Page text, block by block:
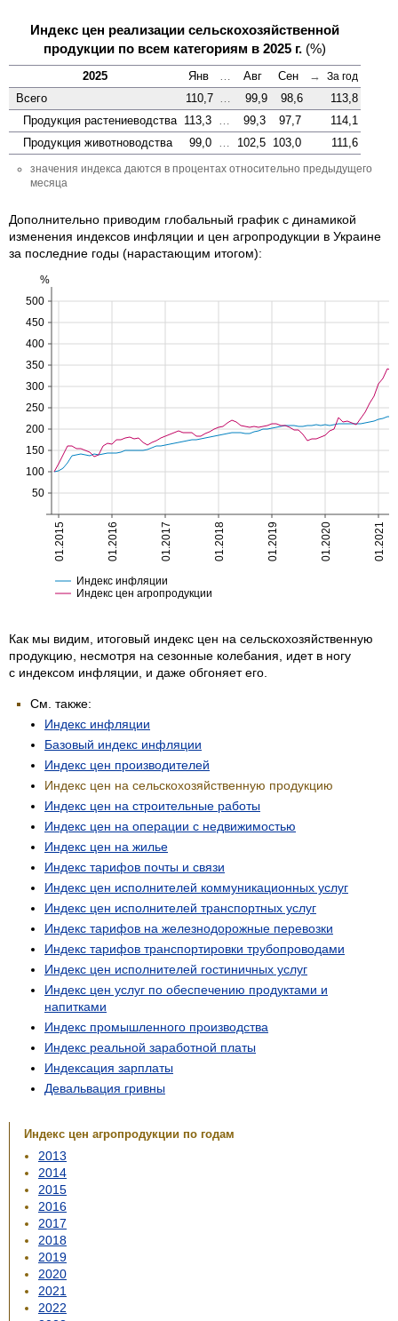
Индекс цен реализации сельскохозяйственной
продукции по всем категориям в 2025 г. (%)
2025 Янв Авг Сен → За год
Всего 110,7 99,9 98,6
113,8
Продукция растениеводства 113,3 99,3 97,7
114,1
Продукция животноводства
99,0 102,5 103,0 111,6
значения индекса даются в процентах относительно предыдущего
месяца
Дополнительно приводим глобальный график с динамикой
изменения индексов инфляции и цен агропродукции в Украине
за последние годы (нарастающим итогом):
01.2015 01.2016 01.2017 01.2018 01.2019 01.2020 01.2021
50
100
150
200
250
300
350
400
450
500
%
Индекс инфляции
Индекс цен агропродукции
Как мы видим, итоговый индекс цен на сельскохозяйственную
продукцию, несмотря на сезонные колебания, идет в ногу
с индексом инфляции, и даже обгоняет его.
См. также:
Индекс инфляции
Базовый индекс инфляции
Индекс цен производителей
Индекс цен на сельскохозяйственную продукцию
Индекс цен на строительные работы
Индекс цен на операции с недвижимостью
Индекс цен на жилье
Индекс тарифов почты и связи
Индекс цен исполнителей коммуникационных услуг
Индекс цен исполнителей транспортных услуг
Индекс тарифов на железнодорожные перевозки
Индекс тарифов транспортировки трубопроводами
Индекс цен исполнителей гостиничных услуг
Индекс цен услуг по обеспечению продуктами и
напитками
Индекс промышленного производства
Индекс реальной заработной платы
Индексация зарплаты
Девальвация гривны
Индекс цен агропродукции по годам
2013
2014
2015
2016
2017
2018
2019
2020
2021
2022